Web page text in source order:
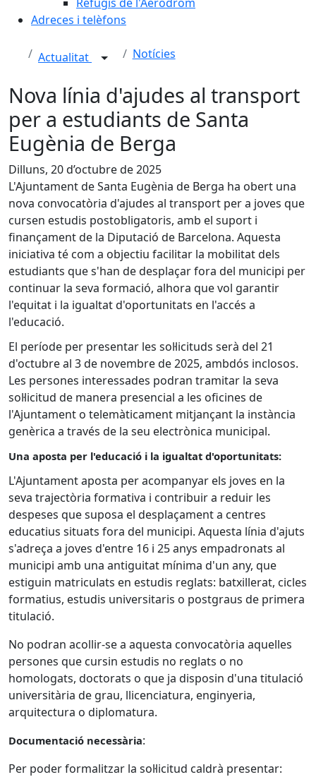
Adreces i telèfons
Actualitat Notícies
Nova línia d'ajudes al transport
per a estudiants de Santa
Eugènia de Berga
Dilluns, 20 d’octubre de 2025
L'Ajuntament de Santa Eugènia de Berga ha obert una
nova convocatòria d'ajudes al transport per a joves que
cursen estudis postobligatoris, amb el suport i
finançament de la Diputació de Barcelona. Aquesta
iniciativa té com a objectiu facilitar la mobilitat dels
estudiants que s'han de desplaçar fora del municipi per
continuar la seva formació, alhora que vol garantir
l'equitat i la igualtat d'oportunitats en l'accés a
l'educació.
El període per presentar les sol·licituds serà del 21
d'octubre al 3 de novembre de 2025, ambdós inclosos.
Les persones interessades podran tramitar la seva
sol·licitud de manera presencial a les oficines de
l'Ajuntament o telemàticament mitjançant la instància
genèrica a través de la seu electrònica municipal.
Una aposta per l'educació i la igualtat d'oportunitats:
L'Ajuntament aposta per acompanyar els joves en la
seva trajectòria formativa i contribuir a reduir les
despeses que suposa el desplaçament a centres
educatius situats fora del municipi. Aquesta línia d'ajuts
s'adreça a joves d'entre 16 i 25 anys empadronats al
municipi amb una antiguitat mínima d'un any, que
estiguin matriculats en estudis reglats: batxillerat, cicles
formatius, estudis universitaris o postgraus de primera
titulació.
No podran acollir-se a aquesta convocatòria aquelles
persones que cursin estudis no reglats o no
homologats, doctorats o que ja disposin d'una titulació
universitària de grau, llicenciatura, enginyeria,
arquitectura o diplomatura.
Documentació necessària:
Per poder formalitzar la sol·licitud caldrà presentar: